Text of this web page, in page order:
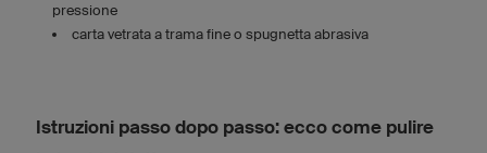
pressione
carta vetrata a trama fine o spugnetta abrasiva
Istruzioni passo dopo passo: ecco come pulire